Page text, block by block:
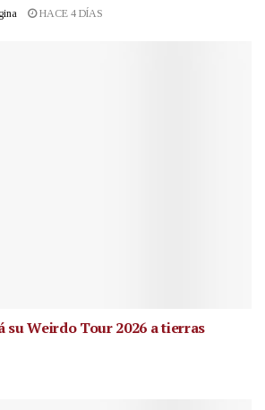
HACE 4 DÍAS
su Weirdo Tour 2026 a tierras